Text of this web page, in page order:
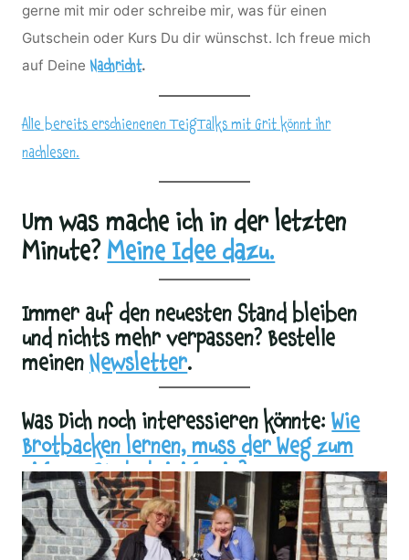
gerne mit mir oder schreibe mir, was für einen
Gutschein oder Kurs Du dir wünschst. Ich freue mich
auf DeineNachricht.
Alle bereits erschienenen TeigTalks mit Grit könnt ihr
nachlesen.
Um was mache ich in der letzten
Minute? Meine Idee dazu.
Immer auf den neuesten Stand bleiben
und nichts mehr verpassen? Bestelle
meinenNewsletter.
Was Dich noch interessieren könnte: Wie
Brotbacken lernen, muss der Weg zum
eigenen Brot steinig sein?